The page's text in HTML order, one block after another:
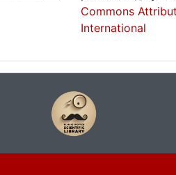
Commons
International